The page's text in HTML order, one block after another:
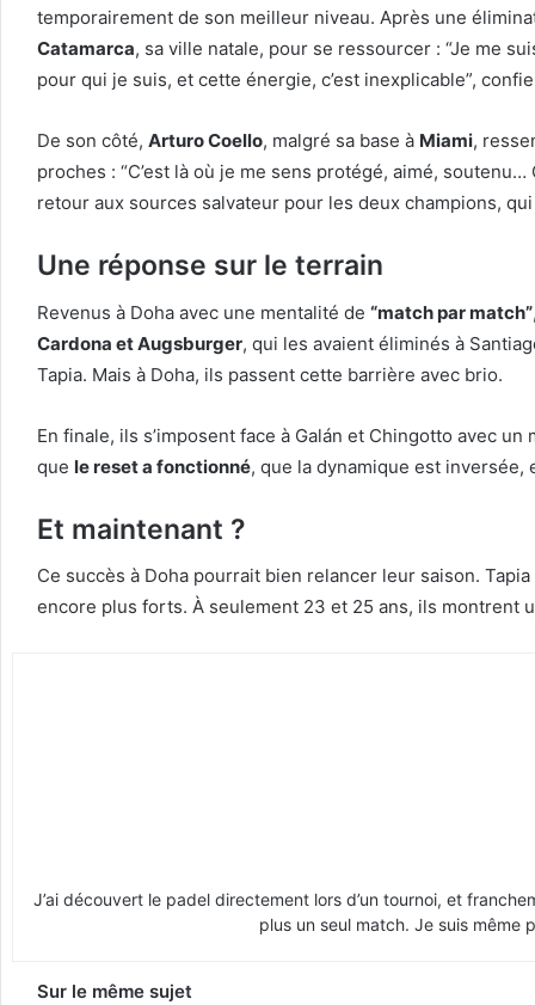
temporairement de son meilleur niveau. Après une
Catamarca, sa ville natale, pour se ressourcer : “Je me
pour qui je suis, et cette énergie, c’est inexplicable”,
De son côté, Arturo Coello, malgré sa base à Miami,
proches : “C’est là où je me sens protégé, aimé,
retour aux sources salvateur pour les deux champions,
Une réponse sur le terrain
Revenus à Doha avec une mentalité de “match par match”
Cardona et Augsburger, qui les avaient éliminés à
Tapia. Mais à Doha, ils passent cette barrière avec brio.
En finale, ils s’imposent face à Galán et Chingotto avec
que le reset a fonctionné, que la dynamique est inversée,
Et maintenant ?
Ce succès à Doha pourrait bien relancer leur saison.
encore plus forts. À seulement 23 et 25 ans, ils montrent
J’ai découvert le padel directement lors d’un tournoi, et
plus un seul match. Je suis même
Sur le même sujet